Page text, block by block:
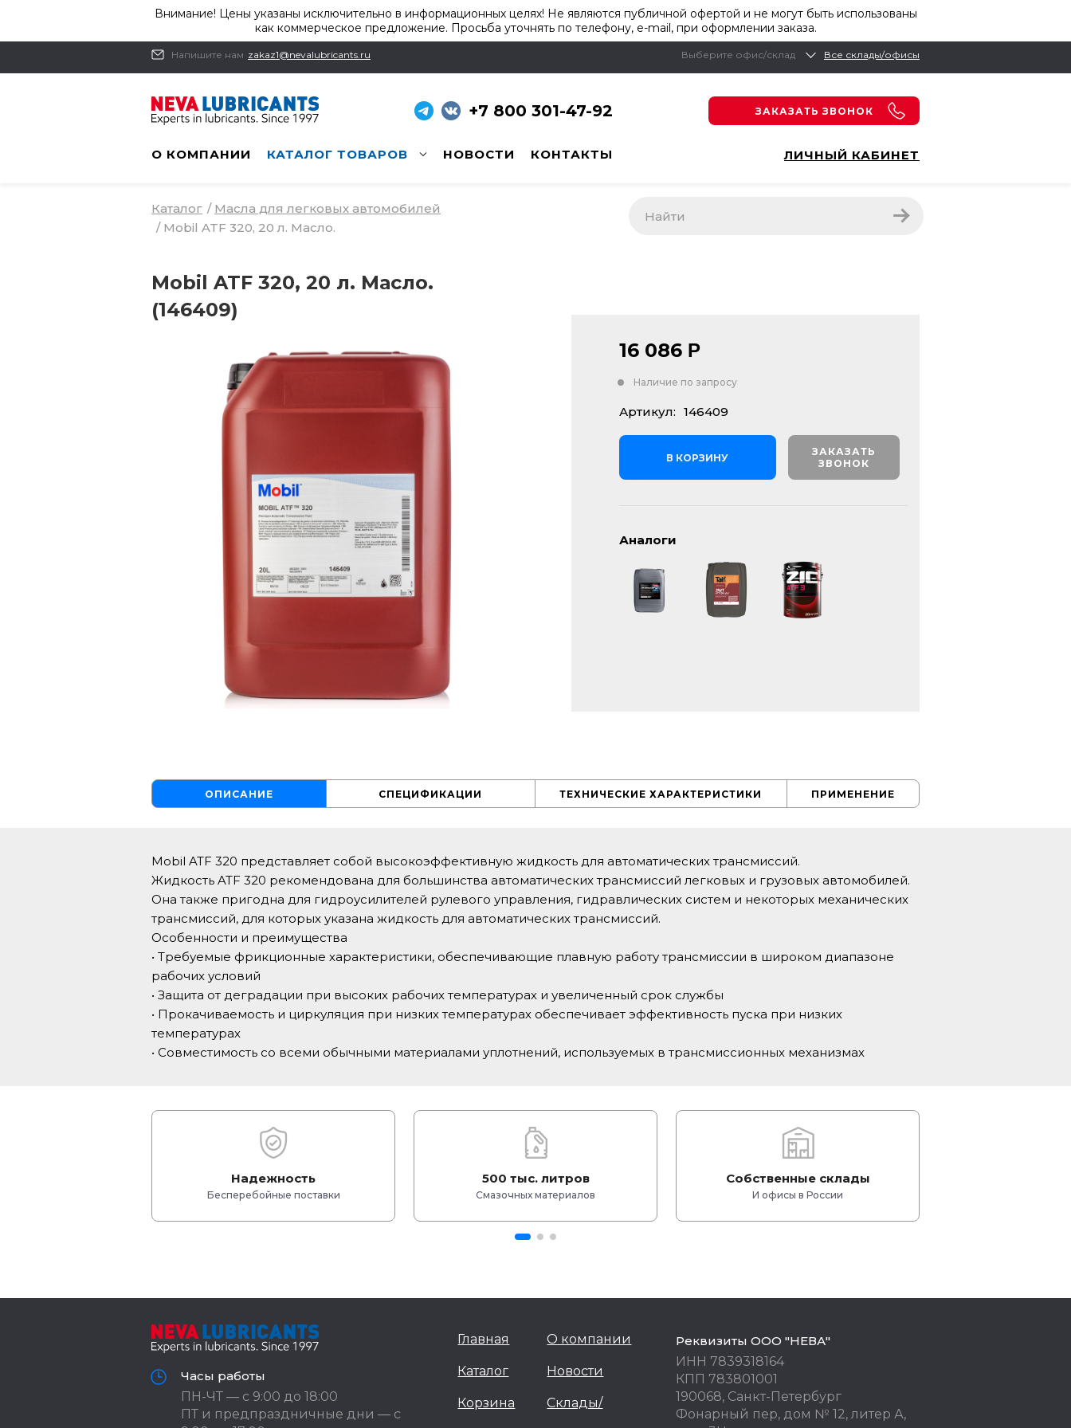
Внимание! Цены указаны исключительно в информационных целях! Не являются публичной офертой и не могут быть использованы
как коммерческое предложение. Просьба уточнять по телефону, e-mail, при оформлении заказа.
Напишите нам zakaz1@nevalubricants.ru Выберите офис/склад Все склады/офисы
+7 800 301-47-92 ЗАКАЗАТЬ ЗВОНОК
О КОМПАНИИ КАТАЛОГ ТОВАРОВ НОВОСТИ КОНТАКТЫ ЛИЧНЫЙ КАБИНЕТ
Каталог / Масла для легковых автомобилей
/ Mobil ATF 320, 20 л. Масло.
Mobil ATF 320, 20 л. Масло.
(146409)
16 086 Р
Наличие по запросу
Артикул: 146409
В КОРЗИНУ
ЗАКАЗАТЬ
ЗВОНОК
Аналоги
ОПИСАНИЕ СПЕЦИФИКАЦИИ ТЕХНИЧЕСКИЕ ХАРАКТЕРИСТИКИ ПРИМЕНЕНИЕ
Mobil ATF 320 представляет собой высокоэффективную жидкость для автоматических трансмиссий.
Жидкость ATF 320 рекомендована для большинства автоматических трансмиссий легковых и грузовых автомобилей.
Она также пригодна для гидроусилителей рулевого управления, гидравлических систем и некоторых механических
трансмиссий, для которых указана жидкость для автоматических трансмиссий.
Особенности и преимущества
• Требуемые фрикционные характеристики, обеспечивающие плавную работу трансмиссии в широком диапазоне
рабочих условий
• Защита от деградации при высоких рабочих температурах и увеличенный срок службы
• Прокачиваемость и циркуляция при низких температурах обеспечивает эффективность пуска при низких
температурах
• Совместимость со всеми обычными материалами уплотнений, используемых в трансмиссионных механизмах
Надежность
Бесперебойные поставки
500 тыс. литров
Смазочных материалов
Собственные склады
И офисы в России
Часы работы
ПН-ЧТ — с 9:00 до 18:00
ПТ и предпраздничные дни — с
Главная
Каталог
Корзина
О компании
Новости
Склады/
Реквизиты ООО "НЕВА"
ИНН 7839318164
КПП 783801001
190068, Санкт-Петербург
Фонарный пер, дом № 12, литер А,